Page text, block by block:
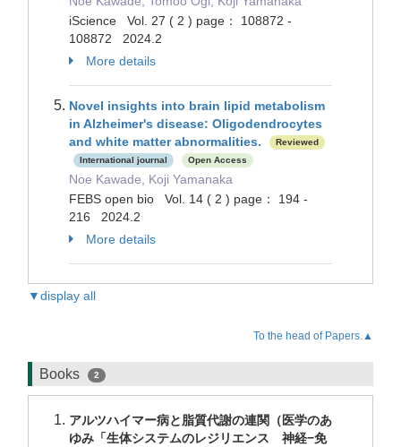
iScience Vol. 27 ( 2 ) page： 108872 -
108872 2024.2
More details
Novel insights into brain lipid metabolism
in Alzheimer's disease: Oligodendrocytes
and white matter abnormalities.
Reviewed
International journal
Open Access
Noe Kawade, Koji Yamanaka
FEBS open bio Vol. 14 ( 2 ) page： 194 -
216 2024.2
More details
▼display all
To the head of Papers.▲
Books 2
アルツハイマー病と脂質代謝の連関（医学のあ
ゆみ「生体システムのレジリエンス 神経−免